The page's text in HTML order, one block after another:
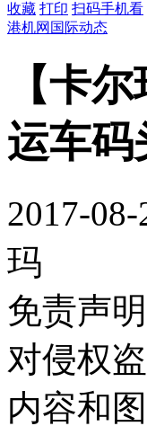
收藏 打印 扫码手机看
港机网国际动态
【卡
运车码
2017-
玛
免责声明
对侵权
内容和